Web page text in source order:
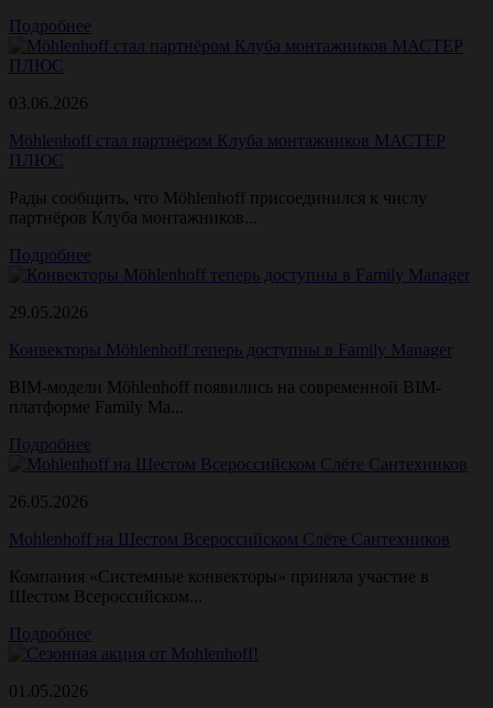
Подробнее
03.06.2026
Möhlenhoff стал партнёром Клуба монтажников МАСТЕР
ПЛЮС
Рады сообщить, что Möhlenhoff присоединился к числу
партнёров Клуба монтажников...
Подробнее
29.05.2026
Конвекторы Möhlenhoff теперь доступны в Family Manager
BIM-модели Möhlenhoff появились на современной BIM-
платформе Family Ma...
Подробнее
26.05.2026
Mohlenhoff на Шестом Всероссийском Слёте Сантехников
Компания «Системные конвекторы» приняла участие в
Шестом Всероссийском...
Подробнее
01.05.2026